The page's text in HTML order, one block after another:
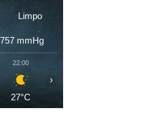
Limpo
757 mmHg
22:00
27°C
›